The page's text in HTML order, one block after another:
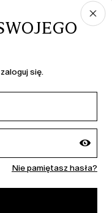
się.
Nie pamiętasz hasła?